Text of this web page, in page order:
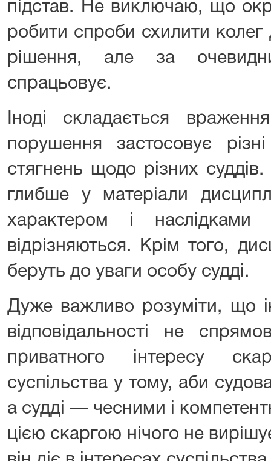
підстав. Не виключаю, що
робити спроби схилити
рішення, але за
спрацьовує.
Іноді складається
порушення застосовує
стягнень щодо різних
глибше у матеріали
характером і
відрізняються. Крім того,
беруть до уваги особу судді.
Дуже важливо розуміти, що
відповідальності не
приватного інтересу
суспільства у тому, аби
а судді — чесними і
цією скаргою нічого не